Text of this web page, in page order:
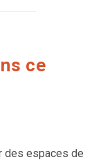
ce
des espaces de